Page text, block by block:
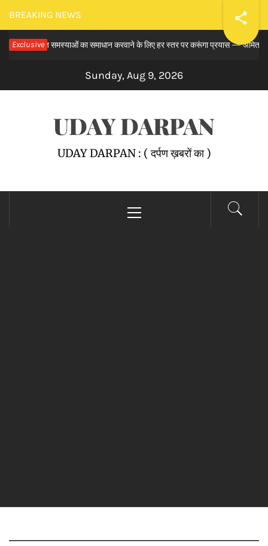
Skip
to
content
BREAKING NEWS
Exclusive
समस्याओं का समाधान करवाने के लिए हर स्तर पर करूंगा प्रयास — अमित तनेजा
Sunday, Aug 9, 2026
UDAY DARPAN
UDAY DARPAN : ( दर्पण ख़बरों का )
Menu